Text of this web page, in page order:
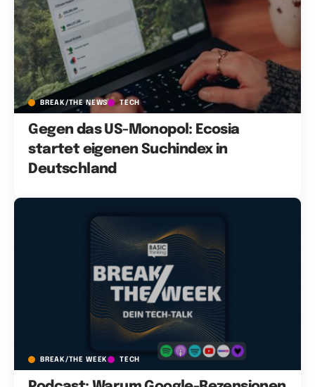
BREAK/THE NEWS TECH
Gegen das US-Monopol: Ecosia
startet eigenen Suchindex in
Deutschland
BREAK/THE WEEK TECH